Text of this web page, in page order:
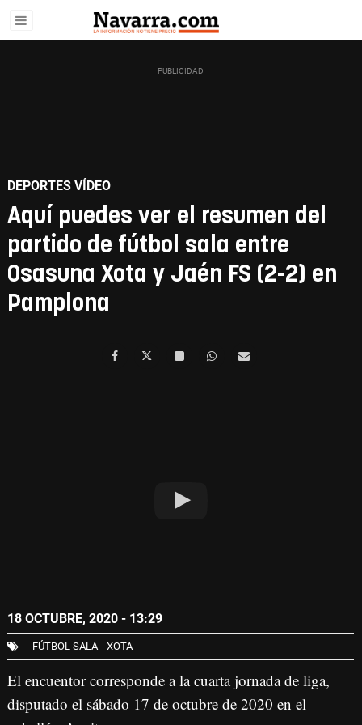
DEPORTES VÍDEO
Aquí puedes ver el resumen del
partido de fútbol sala entre
Osasuna Xota y Jaén FS (2-2) en
Pamplona
18 OCTUBRE, 2020 - 13:29
FÚTBOL SALA XOTA
El encuentor corresponde a la cuarta jornada de liga,
disputado el sábado 17 de octubre de 2020 en el